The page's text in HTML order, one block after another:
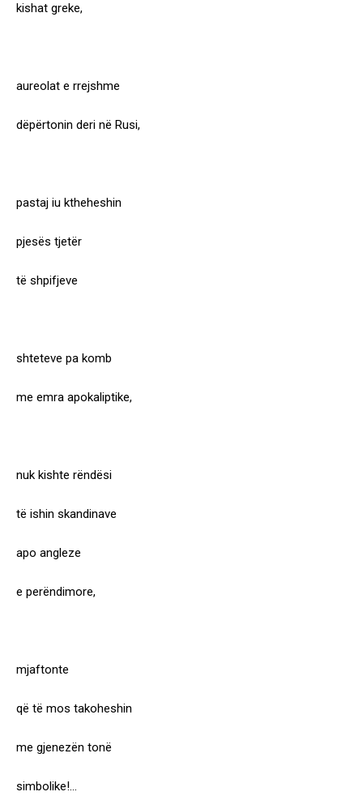
kishat greke,
aureolat e rrejshme
dëpërtonin deri në Rusi,
pastaj iu ktheheshin
pjesës tjetër
të shpifjeve
shteteve pa komb
me emra apokaliptike,
nuk kishte rëndësi
të ishin skandinave
apo angleze
e perëndimore,
mjaftonte
që të mos takoheshin
me gjenezën tonë
simbolike!…